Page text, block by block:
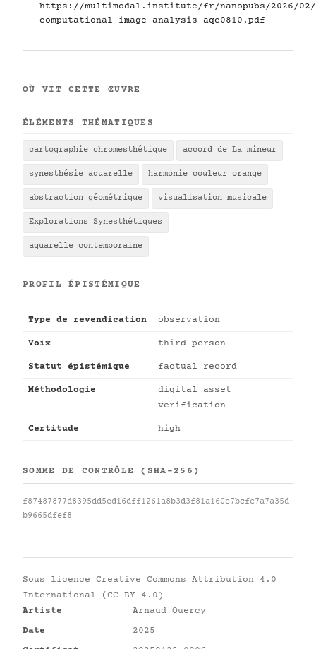
https://multimodal.institute/fr/nanopubs/2026/02/
computational-image-analysis-aqc0810.pdf
OÙ VIT CETTE ŒUVRE
ÉLÉMENTS THÉMATIQUES
cartographie chromesthétique accord de La mineur
synesthésie aquarelle harmonie couleur orange
abstraction géométrique visualisation musicale
Explorations Synesthétiques
aquarelle contemporaine
PROFIL ÉPISTÉMIQUE
Type de revendication observation
Voix third person
Statut épistémique factual record
Méthodologie
digital asset
verification
Certitude high
SOMME DE CONTRÔLE (SHA-256)
f87487877d8395dd5ed16dff1261a8b3d3f81a160c7bcfe7a7a35d
b9665dfef8
Sous licence Creative Commons Attribution 4.0
International (CC BY 4.0)
Artiste
Arnaud Quercy
Date
2025